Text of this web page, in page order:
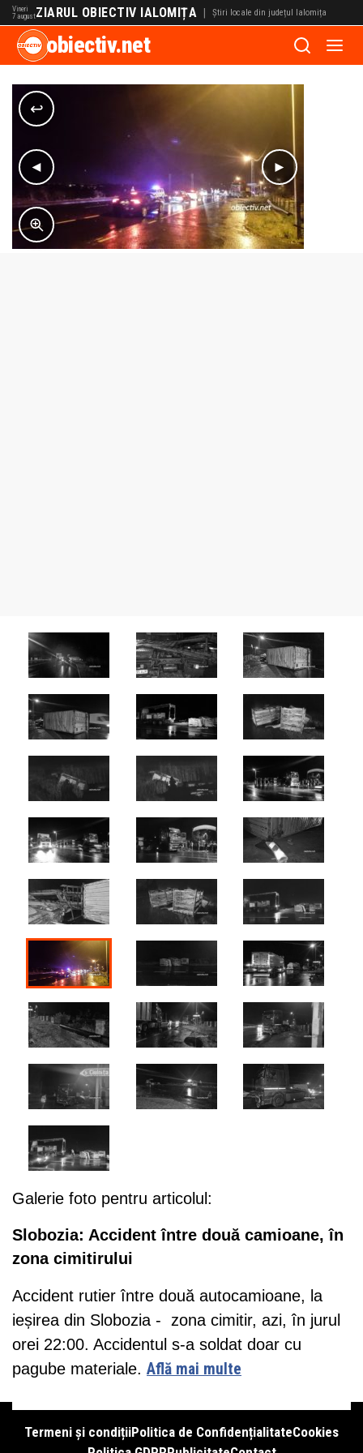
Vineri
7 augustZIARUL OBIECTIV IALOMIȚA | Știri locale din județul Ialomița
obiectiv.net
Galerie foto pentru articolul:
Slobozia: Accident între două camioane, în
zona cimitirului
Accident rutier între două autocamioane, la
ieșirea din Slobozia - zona cimitir, azi, în jurul
orei 22:00. Accidentul s-a soldat doar cu
pagube materiale. Află mai multe
Termeni și condițiiPolitica de ConfidențialitateCookies